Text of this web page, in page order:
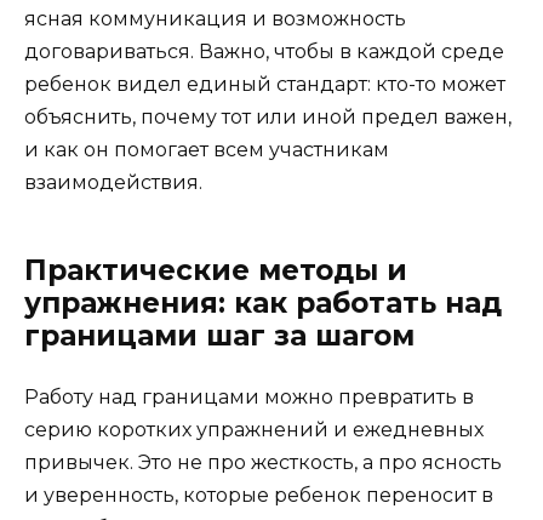
ясная коммуникация и возможность
договариваться. Важно, чтобы в каждой среде
ребенок видел единый стандарт: кто-то может
объяснить, почему тот или иной предел важен,
и как он помогает всем участникам
взаимодействия.
Практические методы и
упражнения: как работать над
границами шаг за шагом
Работу над границами можно превратить в
серию коротких упражнений и ежедневных
привычек. Это не про жесткость, а про ясность
и уверенность, которые ребенок переносит в